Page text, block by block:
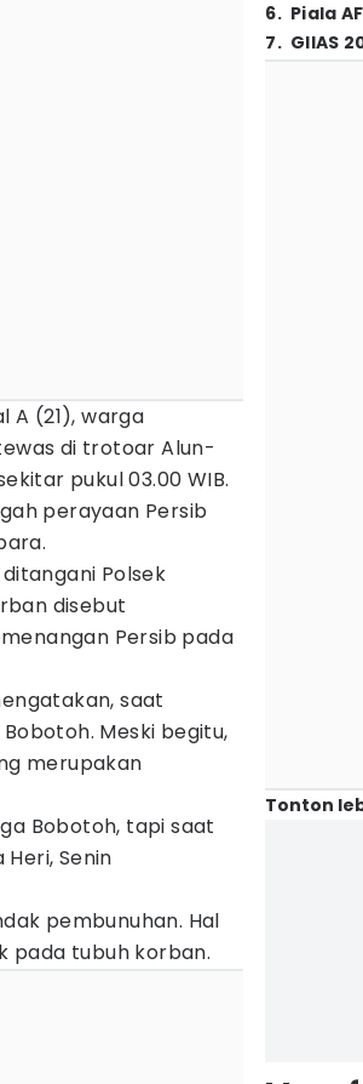
A (21), warga
di trotoar Alun-
pukul 03.00 WIB.
perayaan Persib
Polsek
disebut
Persib pada
saat
Meski begitu,
merupakan
Bobotoh, tapi saat
Senin
pembunuhan. Hal
pada tubuh korban.
6. Piala
7. GIIAS
Tonton